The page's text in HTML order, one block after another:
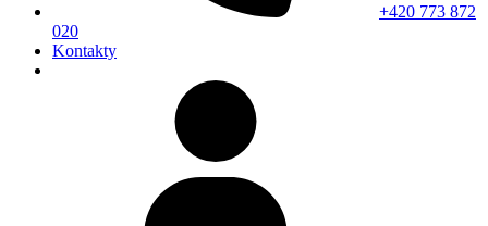
+420 773 872
020
Kontakty